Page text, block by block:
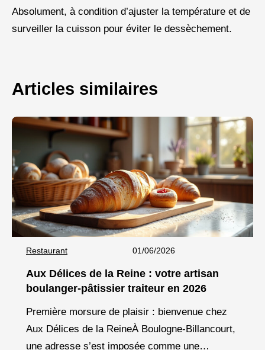
Absolument, à condition d’ajuster la température et de
surveiller la cuisson pour éviter le dessèchement.
Articles similaires
Restaurant 01/06/2026
Aux Délices de la Reine : votre artisan
boulanger-pâtissier traiteur en 2026
Première morsure de plaisir : bienvenue chez
Aux Délices de la ReineÀ Boulogne-Billancourt,
une adresse s’est imposée comme une